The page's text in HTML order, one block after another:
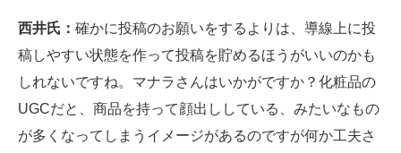
西井氏： 確かに投稿のお願いをするよりは、導線上に投
稿しやすい状態を作って投稿を貯めるほうがいいのかも
しれないですね。マナラさんはいかがですか？化粧品の
UGCだと、商品を持って顔出ししている、みたいなもの
が多くなってしまうイメージがあるのですが何か工夫さ